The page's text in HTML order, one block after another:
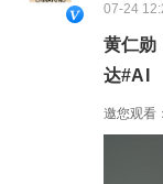
07-24
黄仁勋
达#AI
邀您观看